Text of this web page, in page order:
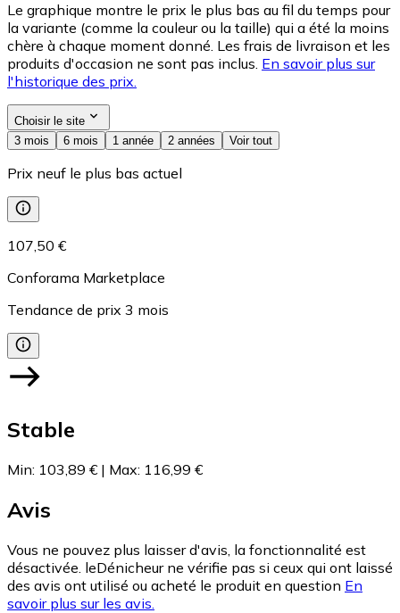
Le graphique montre le prix le plus bas au fil du temps pour
la variante (comme la couleur ou la taille) qui a été la moins
chère à chaque moment donné. Les frais de livraison et les
produits d'occasion ne sont pas inclus. En savoir plus sur
l'historique des prix.
Choisir le site
3 mois
6 mois 1 année 2 années Voir tout
Prix neuf le plus bas actuel
107,50 €
Conforama Marketplace
Tendance de prix 3 mois
Stable
Min: 103,89 € | Max: 116,99 €
Avis
Vous ne pouvez plus laisser d'avis, la fonctionnalité est
désactivée. leDénicheur ne vérifie pas si ceux qui ont laissé
des avis ont utilisé ou acheté le produit en question En
savoir plus sur les avis.